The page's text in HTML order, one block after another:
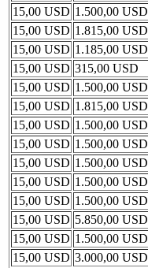
15,00 USD 1.500,00 USD
15,00 USD 1.815,00 USD
15,00 USD 1.185,00 USD
15,00 USD 315,00 USD
15,00 USD 1.500,00 USD
15,00 USD 1.815,00 USD
15,00 USD 1.500,00 USD
15,00 USD 1.500,00 USD
15,00 USD 1.500,00 USD
15,00 USD 1.500,00 USD
15,00 USD 1.500,00 USD
15,00 USD 5.850,00 USD
15,00 USD 1.500,00 USD
15,00 USD 3.000,00 USD